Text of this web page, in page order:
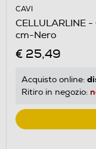
CAVI
CELLULARLINE
cm-Nero
€ 25,49
Acquisto online:
Ritiro in negozio: